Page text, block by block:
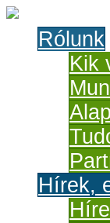
Rólunk
Kik
Hírek,